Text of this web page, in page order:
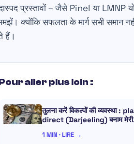
प्रस्तावों – जैसे Pinel या
क्योंकि सफलता के मार्ग सभी समान
हैं।
aller plus loin :
तुलना करें विकल्पों की व्यवस्था :
direct (Darjeeling) बनाम
1 MIN · LIRE →